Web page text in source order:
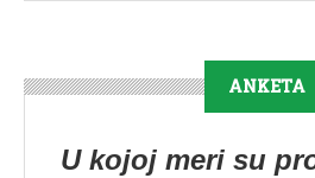
ANKETA
U kojoj meri su